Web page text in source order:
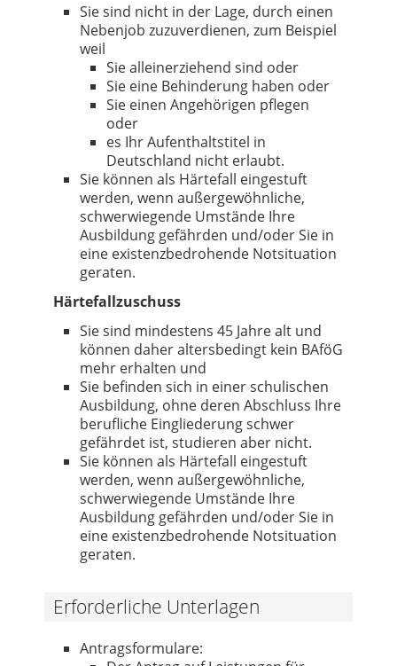
Sie sind nicht in der Lage, durch einen
Nebenjob zuzuverdienen, zum Beispiel
weil
Sie alleinerziehend sind oder
Sie eine Behinderung haben oder
Sie einen Angehörigen pflegen
oder
es Ihr Aufenthaltstitel in
Deutschland nicht erlaubt.
Sie können als Härtefall eingestuft
werden, wenn außergewöhnliche,
schwerwiegende Umstände Ihre
Ausbildung gefährden und/oder Sie in
eine existenzbedrohende Notsituation
geraten.
Härtefallzuschuss
Sie sind mindestens 45 Jahre alt und
können daher altersbedingt kein BAföG
mehr erhalten und
Sie befinden sich in einer schulischen
Ausbildung, ohne deren Abschluss Ihre
berufliche Eingliederung schwer
gefährdet ist, studieren aber nicht.
Sie können als Härtefall eingestuft
werden, wenn außergewöhnliche,
schwerwiegende Umstände Ihre
Ausbildung gefährden und/oder Sie in
eine existenzbedrohende Notsituation
geraten.
Erforderliche Unterlagen
Antragsformulare: